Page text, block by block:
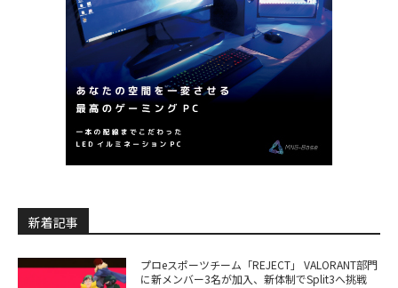
新着記事
プロeスポーツチーム「REJECT」 VALORANT部門
に新メンバー3名が加入、新体制でSplit3へ挑戦